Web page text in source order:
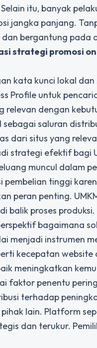
itu, banyak
jangka panjang.
bergantung pada
strategi promosi
kata kunci lokal dan
Profile untuk
relevan dengan
saluran
dari situs yang
strategi efektif bagi
muncul dalam
pembelian tinggi
peran penting.
balik proses
bagaimana
menjadi instrumen
kecepatan
meningkatkan
faktor penentu
terhadap
lain. Platform
dan terukur.